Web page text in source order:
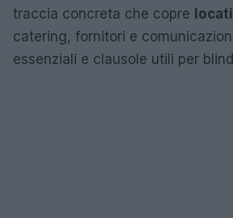
traccia concreta che copre
catering, fornitori e
essenziali e clausole utili per